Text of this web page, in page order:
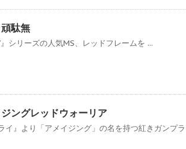
駄無
シリーズの人気MS、レッドフレームを ...
ングレッドウォーリア
』より「アメイジング」の名を持つ紅きガンプラ